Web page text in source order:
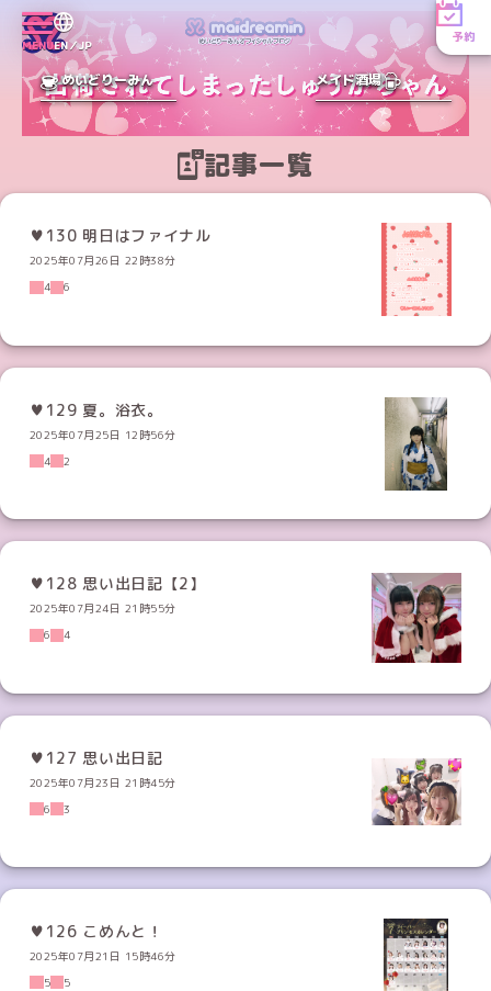
MENUEN／JP
予約
めいどりーみん メイド酒場
記事一覧
♥130 明日はファイナル
2025年07月26日 22時38分
4
6
♥129 夏。浴衣。
2025年07月25日 12時56分
4
2
♥128 思い出日記【2】
2025年07月24日 21時55分
6
4
♥127 思い出日記
2025年07月23日 21時45分
6
3
♥126 こめんと！
2025年07月21日 15時46分
5
5